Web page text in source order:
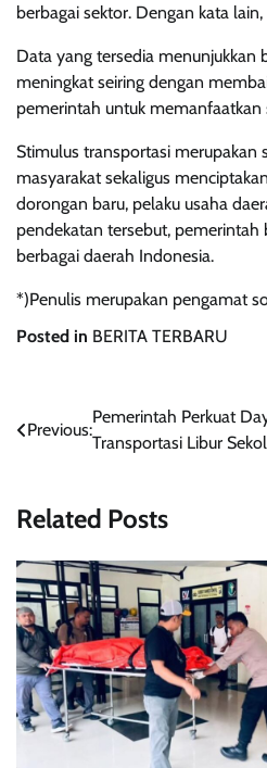
berbagai sektor. Dengan kata
Data yang tersedia menunjukkan
meningkat seiring dengan
pemerintah untuk
Stimulus transportasi merupakan
masyarakat sekaligus
dorongan baru, pelaku usaha
pendekatan tersebut,
berbagai daerah Indonesia.
*)Penulis merupakan pengamat
Posted in BERITA TERBARU
Navigasi
Previous:
Pemerintah Perkuat
Transportasi Libur
Related Posts